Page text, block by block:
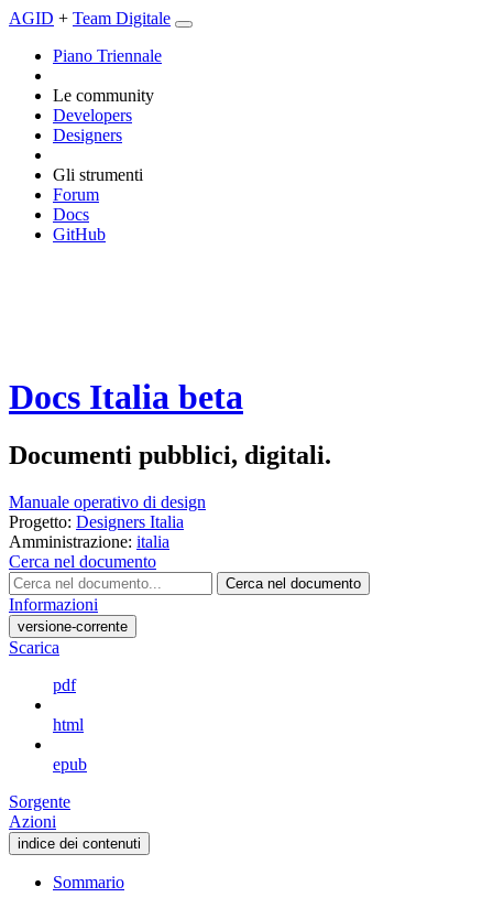
AGID + Team Digitale
Piano Triennale
Le community
Developers
Designers
Gli strumenti
Forum
Docs
GitHub
Docs Italia beta
Documenti pubblici, digitali.
Manuale operativo di design
Progetto: Designers Italia
Amministrazione: italia
Cerca nel documento
Cerca nel documento
Informazioni
versione-corrente
Scarica
pdf
html
epub
Sorgente
Azioni
indice dei contenuti
Sommario